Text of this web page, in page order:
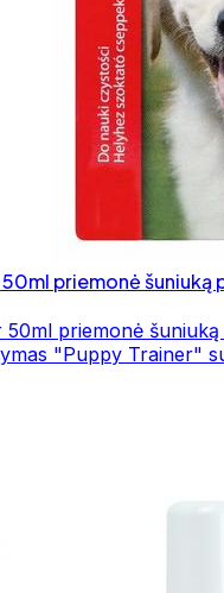
priemonė šuniuką
50ml priemonė
"Puppy Trainer"